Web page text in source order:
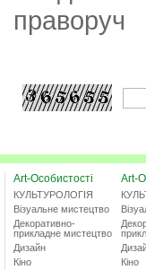
праворуч
Art-Особистості
КУЛЬТУРОЛОГІЯ
Візуальне мистецтво
Декоративно-
прикладне мистецтво
Дизайн
Кіно
Art-
Кіно